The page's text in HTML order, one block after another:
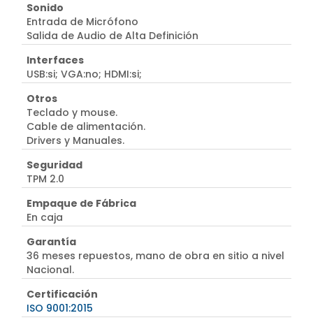
Sonido
Entrada de Micrófono
Salida de Audio de Alta Definición
Interfaces
USB:si; VGA:no; HDMI:si;
Otros
Teclado y mouse.
Cable de alimentación.
Drivers y Manuales.
Seguridad
TPM 2.0
Empaque de Fábrica
En caja
Garantía
36 meses repuestos, mano de obra en sitio a nivel
Nacional.
Certificación
ISO 9001:2015